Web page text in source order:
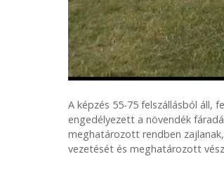
A képzés 55-75 felszállásból áll,
engedélyezett a növendék
meghatározott rendben
vezetését és meghatározott